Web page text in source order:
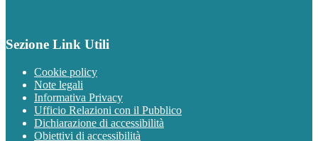
Sezione Link Utili
Cookie policy
Note legali
Informativa Privacy
Ufficio Relazioni con il Pubblico
Dichiarazione di accessibilità
Obiettivi di accessibilità